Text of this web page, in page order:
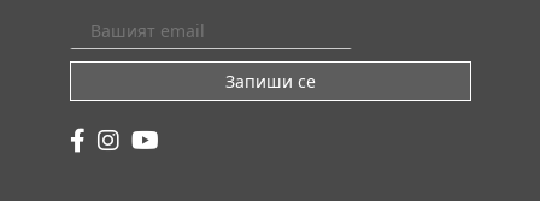
Запиши се